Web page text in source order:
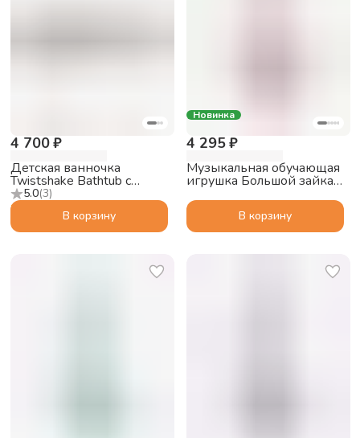
5.0(3)
4 700 ₽
Детская ванночка
Twistshake Bathtub с
подушкой, пастельный
серый
В корзину
Новинка
4 295 ₽
Музыкальная обучающая
игрушка Большой зайка
Bluetooth колонки,
розовыйВ корзину